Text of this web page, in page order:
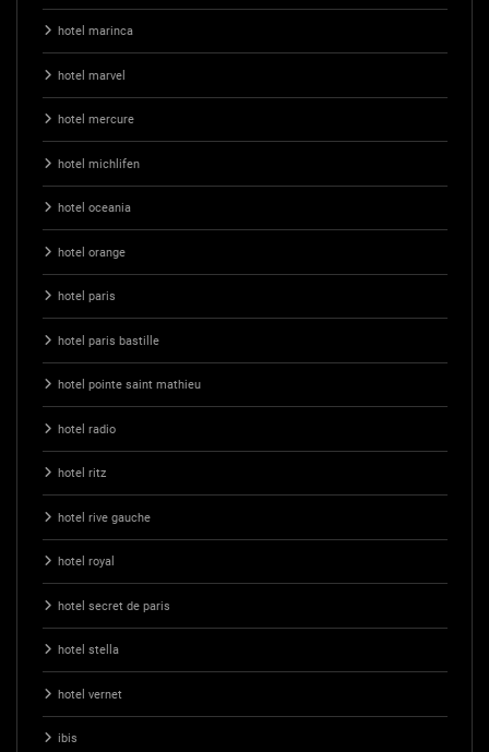
hotel marinca
hotel marvel
hotel mercure
hotel michlifen
hotel oceania
hotel orange
hotel paris
hotel paris bastille
hotel pointe saint mathieu
hotel radio
hotel ritz
hotel rive gauche
hotel royal
hotel secret de paris
hotel stella
hotel vernet
ibis